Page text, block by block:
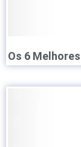
Os 6